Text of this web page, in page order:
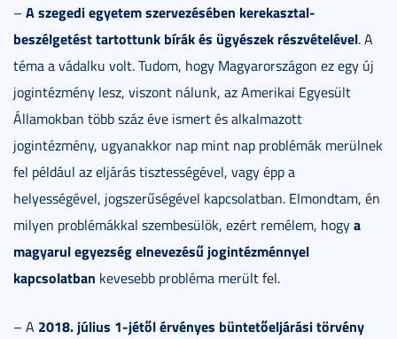
– A szegedi egyetem szervezésében kerekasztal-
beszélgetést tartottunk bírák és ügyészek részvételével. A
téma a vádalku volt. Tudom, hogy Magyarországon ez egy új
jogintézmény lesz, viszont nálunk, az Amerikai Egyesült
Államokban több száz éve ismert és alkalmazott
jogintézmény, ugyanakkor nap mint nap problémák merülnek
fel például az eljárás tisztességével, vagy épp a
helyességével, jogszerűségével kapcsolatban. Elmondtam, én
milyen problémákkal szembesülök, ezért remélem, hogya
magyarul egyezség elnevezésű jogintézménnyel
kapcsolatban kevesebb probléma merült fel.
– A 2018. július 1-jétől érvényes büntetőeljárási törvény